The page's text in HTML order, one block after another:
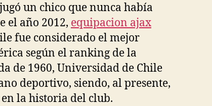
un chico que nunca había
el año 2012, equipacion ajax
fue considerado el mejor
según el ranking de la
de 1960, Universidad de Chile
deportivo, siendo, al presente,
la historia del club.